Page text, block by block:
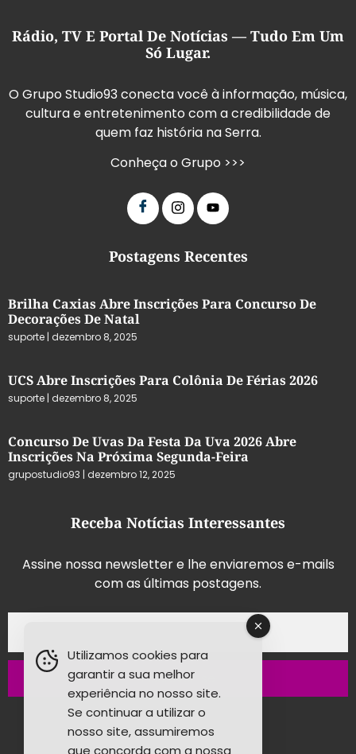
Rádio, TV E Portal De Notícias — Tudo Em Um
Só Lugar.
O Grupo Studio93 conecta você à informação, música,
cultura e entretenimento com a credibilidade de
quem faz história na Serra.
Conheça o Grupo >>>
Postagens Recentes
Brilha Caxias Abre Inscrições Para Concurso De
Decorações De Natal
suporte dezembro 8, 2025
UCS Abre Inscrições Para Colônia De Férias 2026
suporte dezembro 8, 2025
Concurso De Uvas Da Festa Da Uva 2026 Abre
Inscrições Na Próxima Segunda-Feira
grupostudio93 dezembro 12, 2025
Receba Notícias Interessantes
Assine nossa newsletter e lhe enviaremos e-mails
com as últimas postagens.
Inscrever-se
Utilizamos cookies para
garantir a sua melhor
experiência no nosso site.
Se continuar a utilizar o
nosso site, assumiremos
que concorda com a nossa